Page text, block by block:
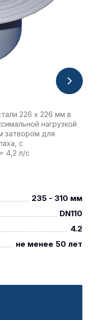
226 х 226 мм в
нагрузкой
затвором для
с
4,2 л/с
235 - 310 мм
DN110
4.2
не менее 50 лет